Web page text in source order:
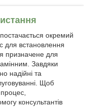
окремий
для встановлення
призначене для
Завдяки
надійні та
Щоб
консультантів